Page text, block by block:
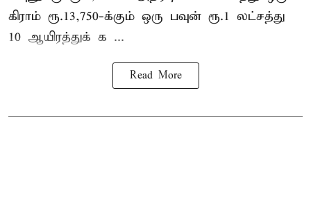
கிராம் ரூ.13,750-க்கும் ஒரு பவுன் ரூ.1 லட்சத்து
10 ஆயிரத்துக் க ...
Read More